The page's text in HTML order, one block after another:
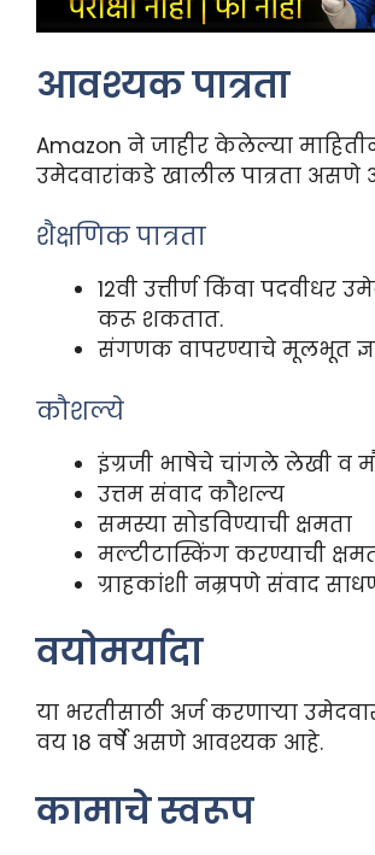
आवश्यक पात्रता
Amazon ने जाहीर केलेल्या
उमेदवारांकडे खालील पात्रता
शैक्षणिक पात्रता
12वी उत्तीर्ण किंवा पदवीधर
करू शकतात.
संगणक वापरण्याचे मूलभूत
कौशल्ये
इंग्रजी भाषेचे चांगले लेखी व
उत्तम संवाद कौशल्य
समस्या सोडविण्याची क्षमता
मल्टीटास्किंग करण्याची
ग्राहकांशी नम्रपणे संवाद
वयोमर्यादा
या भरतीसाठी अर्ज करणाऱ्या
वय 18 वर्षे असणे आवश्यक आहे.
कामाचे स्वरूप